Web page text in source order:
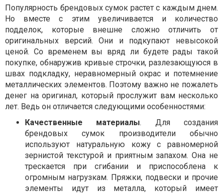
Популярность брендовых сумок растет с каждым днем.
Но вместе с этим увеличивается и количество
подделок, которые внешне сложно отличить от
оригинальных версий. Они и подкупают невысокой
ценой. Со временем вы вряд ли будете рады такой
покупке, обнаружив кривые строчки, разлезающуюся в
швах подкладку, неравномерный окрас и потемнение
металлических элементов. Поэтому важно не пожалеть
денег на оригинал, который прослужит вам несколько
лет. Ведь он отличается следующими особенностями:
Качественные материалы. Для создания
брендовых сумок производители обычно
используют натуральную кожу с равномерной
зернистой текстурой и приятным запахом. Она не
трескается при сгибании и приспособлена к
огромным нагрузкам. Пряжки, подвески и прочие
элементы идут из металла, который имеет